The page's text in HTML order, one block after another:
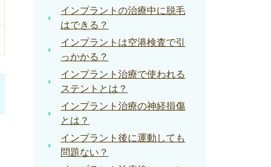
インプラントの治療中に脱毛
はできる？
インプラントは空港検査で引
っかかる？
インプラント治療で使われる
ステントとは？
インプラント治療の神経損傷
とは？
インプラント後に運動しても
問題ない？